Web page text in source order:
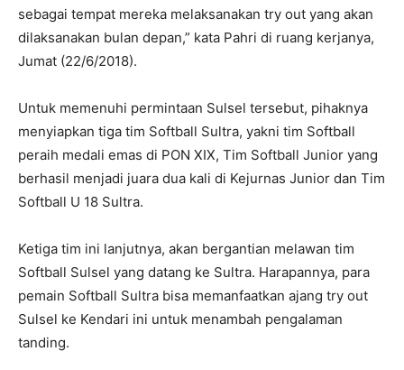
sebagai tempat mereka melaksanakan try out yang akan
dilaksanakan bulan depan,” kata Pahri di ruang kerjanya,
Jumat (22/6/2018).
Untuk memenuhi permintaan Sulsel tersebut, pihaknya
menyiapkan tiga tim Softball Sultra, yakni tim Softball
peraih medali emas di PON XIX, Tim Softball Junior yang
berhasil menjadi juara dua kali di Kejurnas Junior dan Tim
Softball U 18 Sultra.
Ketiga tim ini lanjutnya, akan bergantian melawan tim
Softball Sulsel yang datang ke Sultra. Harapannya, para
pemain Softball Sultra bisa memanfaatkan ajang try out
Sulsel ke Kendari ini untuk menambah pengalaman
tanding.